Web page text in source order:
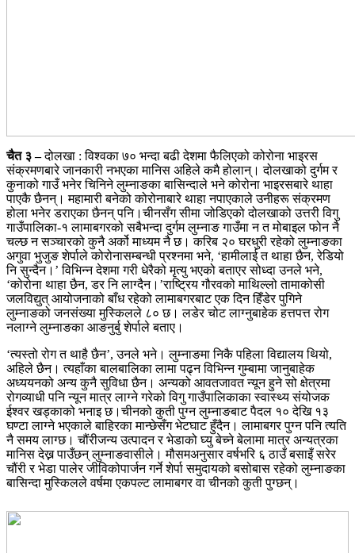
चैत ३ –दोलखा : विश्वका ७० भन्दा बढी देशमा फैलिएको कोरोना भाइरस
संक्रमणबारे जानकारी नभएका मानिस अहिले कमै होलान्। दोलखाको दुर्गम र
कुनाको गाउँ भनेर चिनिने लुम्नाङका बासिन्दाले भने कोरोना भाइरसबारे थाहा
पाएकै छैनन्। महामारी बनेको कोरोनाबारे थाहा नपाएकाले उनीहरू संक्रमण
होला भनेर डराएका छैनन् पनि।चीनसँग सीमा जोडिएको दोलखाको उत्तरी विगु
गाउँपालिका-१ लामाबगरको सबैभन्दा दुर्गम लुम्नाङ गाउँमा न त मोबाइल फोन नै
चल्छ न सञ्चारको कुनै अर्को माध्यम नै छ। करिब २० घरधुरी रहेको लुम्नाङका
अगुवा भुजुङ शेर्पाले कोरोनासम्बन्धी प्रश्नमा भने, ‘हामीलाई त थाहा छैन, रेडियो
नि सुन्दैन।’ विभिन्न देशमा गरी धेरैको मृत्यु भएको बताएर सोध्दा उनले भने,
‘कोरोना थाहा छैन, डर नि लाग्दैन।’राष्ट्रिय गौरवको माथिल्लो तामाकोसी
जलविद्युत् आयोजनाको बाँध रहेको लामाबगरबाट एक दिन हिँडेर पुगिने
लुम्नाङको जनसंख्या मुस्किलले ८० छ। लडेर चोट लाग्नुबाहेक हत्तपत्त रोग
नलाग्ने लुम्नाङका आङनुर्बु शेर्पाले बताए।
‘त्यस्तो रोग त थाहै छैन’, उनले भने। लुम्नाङमा निकै पहिला विद्यालय थियो,
अहिले छैन। त्यहाँका बालबालिका लामा पढ्न विभिन्न गुम्बामा जानुबाहेक
अध्ययनको अन्य कुनै सुविधा छैन। अन्यको आवतजावत न्यून हुने सो क्षेत्रमा
रोगव्याधी पनि न्यून मात्र लाग्ने गरेको विगु गाउँपालिकाका स्वास्थ्य संयोजक
ईश्वर खड्काको भनाइ छ।चीनको कुती पुग्न लुम्नाङबाट पैदल १० देखि १३
घण्टा लाग्ने भएकाले बाहिरका मान्छेसँग भेटघाट हुँदैन। लामाबगर पुग्न पनि त्यति
नै समय लाग्छ। चौंरीजन्य उत्पादन र भेडाको घ्यु बेच्ने बेलामा मात्र अन्यत्रका
मानिस देख्न पाउँछन् लुम्नाङवासीले। मौसमअनुसार वर्षभरि ६ ठाउँ बसाइँ सरेर
चौंरी र भेडा पालेर जीविकोपार्जन गर्ने शेर्पा समुदायको बसोबास रहेको लुम्नाङका
बासिन्दा मुस्किलले वर्षमा एकपल्ट लामाबगर वा चीनको कुती पुग्छन्।